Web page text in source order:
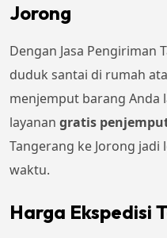
Jorong
Dengan Jasa Pengiriman
duduk santai di rumah
menjemput barang Anda
layanan gratis
Tangerang ke Jorong
waktu.
Harga Ekspedisi